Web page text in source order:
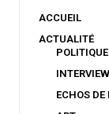
ACCUEIL
ACTUALITÉ
POLITIQUE
INTERVIEW
ECHOS